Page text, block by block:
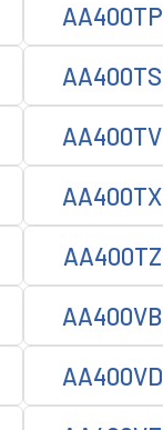
AA400TP
AA400TS
AA400TV
AA400TX
AA400TZ
AA400VB
AA400VD